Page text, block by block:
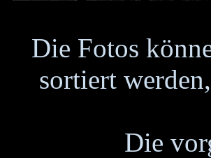
Die Fotos
sortiert
Die